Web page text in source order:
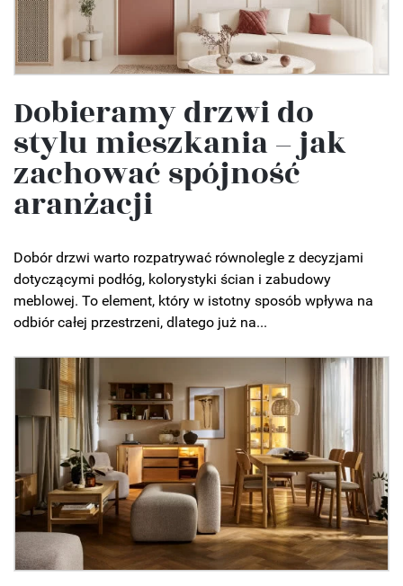
Dobieramy drzwi do
stylu mieszkania – jak
zachować spójność
aranżacji
Dobór drzwi warto rozpatrywać równolegle z decyzjami
dotyczącymi podłóg, kolorystyki ścian i zabudowy
meblowej. To element, który w istotny sposób wpływa na
odbiór całej przestrzeni, dlatego już na...